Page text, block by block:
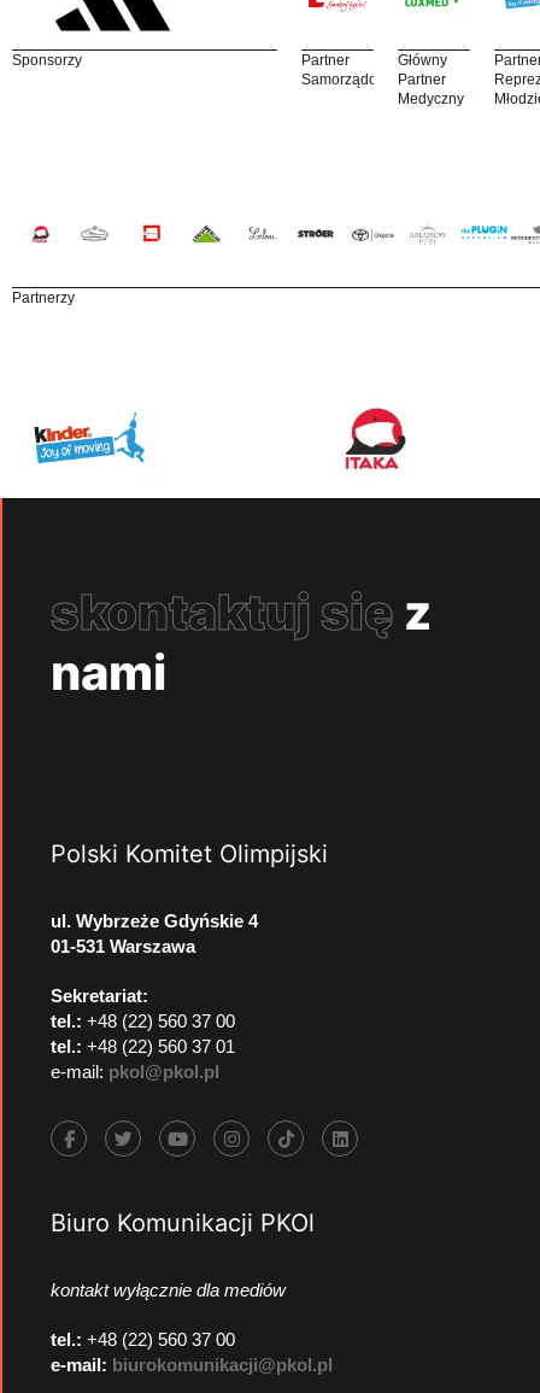
Sponsorzy
Partner
Samorządowy
Główny
Partner
Medyczny
Partnerzy
skontaktuj się z
nami
Polski Komitet Olimpijski
ul. Wybrzeże Gdyńskie 4
01-531 Warszawa
Sekretariat:
tel.: +48 (22) 560 37 00
tel.: +48 (22) 560 37 01
e-mail: pkol@pkol.pl
Biuro Komunikacji PKOl
kontakt wyłącznie dla mediów
tel.: +48 (22) 560 37 00
e-mail: biurokomunikacji@pkol.pl